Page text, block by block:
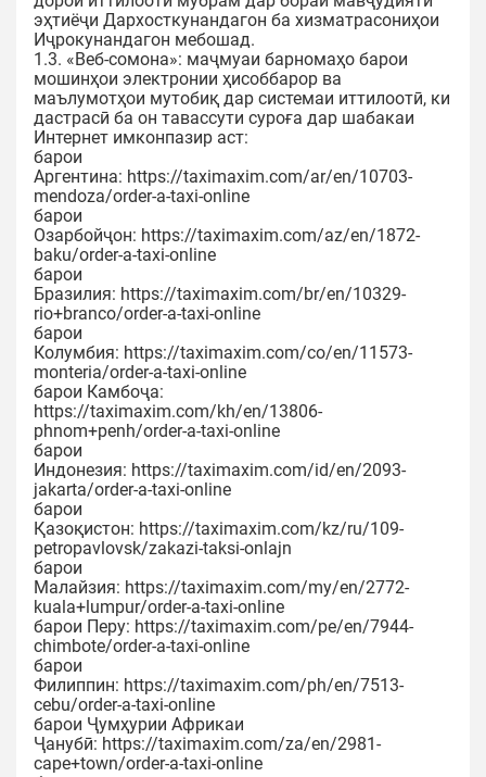
эҳтиёҷи Дархосткунандагон ба хизматрасониҳои
Иҷрокунандагон мебошад.
1.3. «Веб-сомона»: маҷмуаи барномаҳо барои
мошинҳои электронии ҳисоббарор ва
маълумотҳои мутобиқ дар системаи иттилоотӣ, ки
дастрасӣ ба он тавассути суроға дар шабакаи
Интернет имконпазир аст:
барои
Аргентина: https://taximaxim.com/ar/en/10703-
mendoza/order-a-taxi-online
барои
Озарбойҷон: https://taximaxim.com/az/en/1872-
baku/order-a-taxi-online
барои
Бразилия: https://taximaxim.com/br/en/10329-
rio+branco/order-a-taxi-online
барои
Колумбия: https://taximaxim.com/co/en/11573-
monteria/order-a-taxi-online
барои Камбоҷа:
https://taximaxim.com/kh/en/13806-
phnom+penh/order-a-taxi-online
барои
Индонезия: https://taximaxim.com/id/en/2093-
jakarta/order-a-taxi-online
барои
Қазоқистон: https://taximaxim.com/kz/ru/109-
petropavlovsk/zakazi-taksi-onlajn
барои
Малайзия: https://taximaxim.com/my/en/2772-
kuala+lumpur/order-a-taxi-online
барои Перу: https://taximaxim.com/pe/en/7944-
chimbote/order-a-taxi-online
барои
Филиппин: https://taximaxim.com/ph/en/7513-
cebu/order-a-taxi-online
барои Ҷумҳурии Африкаи
Ҷанубӣ: https://taximaxim.com/za/en/2981-
cape+town/order-a-taxi-online